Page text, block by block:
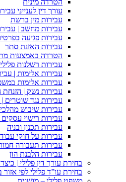
הטרדה מינית
עורך דין לענייני
עבירות מין ברשת
עבירות מחשב |
עבירות פגיעה
עבירות האזנת סתר
הטרדה באמצעות
עבירות רשלנות
עבירות אלימות |
עבירות אלימות
עבירות נשק | הזנחת
עבירות נגד
עבירות שיבוש
עבירות רישוי
עבירות תכנון ובניה
עבירות על חוקי
עבירות תעבורה
עבירות הלבנת הון
בחירת עורך דין פלילי |
בחירת עו”ד פלילי לפי